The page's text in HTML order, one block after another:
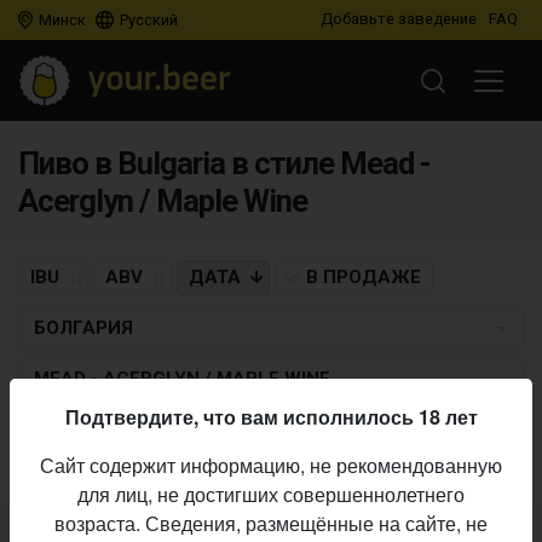
Минск Русский Добавьте заведение FAQ
Пиво в Bulgaria в стиле Mead -
Acerglyn / Maple Wine
IBU ABV ДАТА В ПРОДАЖЕ
БОЛГАРИЯ
MEAD - ACERGLYN / MAPLE WINE
Пиво по заданным критериям не найдено
Подтвердите, что вам исполнилось 18 лет
Сайт содержит информацию, не рекомендованную
для лиц, не достигших совершеннолетнего
возраста. Сведения, размещённые на сайте, не